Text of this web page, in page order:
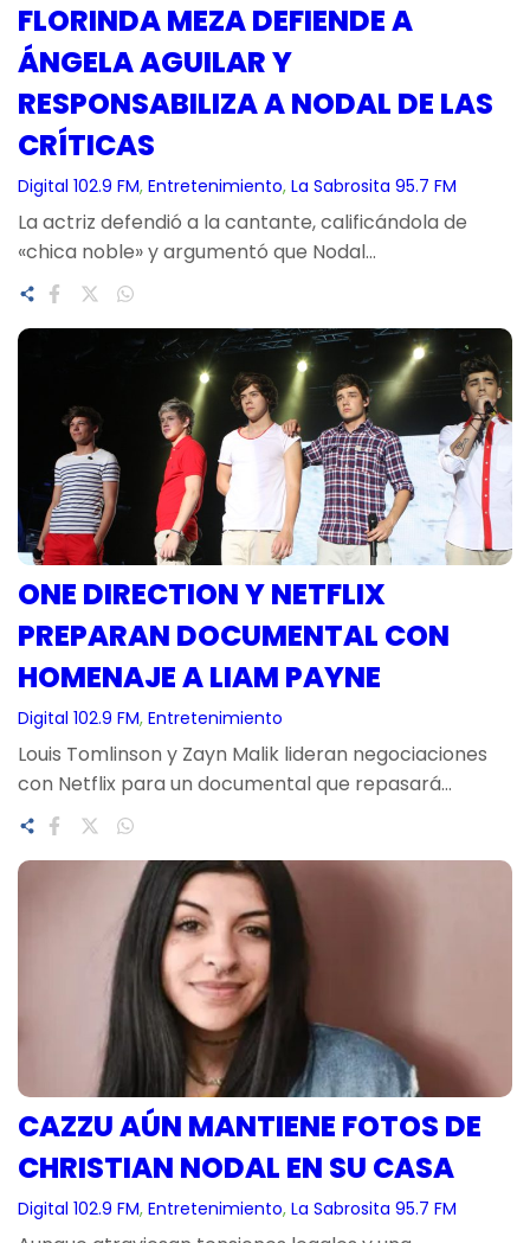
FLORINDA MEZA DEFIENDE A
ÁNGELA AGUILAR Y
RESPONSABILIZA A NODAL DE LAS
CRÍTICAS
Digital 102.9 FM, Entretenimiento, La Sabrosita 95.7 FM
La actriz defendió a la cantante, calificándola de
«chica noble» y argumentó que Nodal…
ONE DIRECTION Y NETFLIX
PREPARAN DOCUMENTAL CON
HOMENAJE A LIAM PAYNE
Digital 102.9 FM, Entretenimiento
Louis Tomlinson y Zayn Malik lideran negociaciones
con Netflix para un documental que repasará…
CAZZU AÚN MANTIENE FOTOS DE
CHRISTIAN NODAL EN SU CASA
Digital 102.9 FM, Entretenimiento, La Sabrosita 95.7 FM